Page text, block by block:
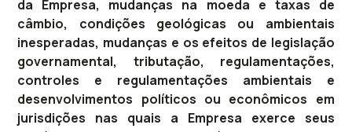
da Empresa, mudanças na moeda e taxas de
câmbio, condições geológicas ou ambientais
inesperadas, mudanças e os efeitos de legislação
governamental, tributação, regulamentações,
controles e regulamentações ambientais e
desenvolvimentos políticos ou econômicos em
jurisdições nas quais a Empresa exerce seus